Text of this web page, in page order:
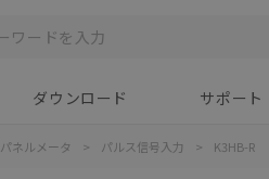
ダウンロード サポート
ネルメータ > パルス信号入力 > K3HB-R